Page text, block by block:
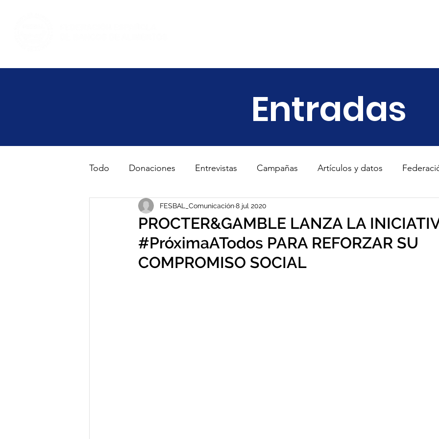
Entradas
Todo Donaciones Entrevistas Campañas Artículos y datos
Gran Recogida de Alimentos TodosConUcrania
PROCTER&GAMBLE LANZA LA
#PróximaATodos PARA REFORZAR SU
COMPROMISO SOCIAL
FESBAL_Comunicación8 jul 2020